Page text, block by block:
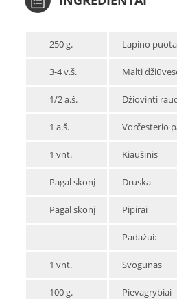
250 g. Lapino
3-4 v.š. Malti
1/2 a.š. Džiovinti
1 a.š. Vorčesterio
1 vnt. Kiaušinis
Pagal skonį Druska
Pagal skonį Pipirai
Padažui:
1 vnt. Svogūnas
100 g. Pievagrybiai